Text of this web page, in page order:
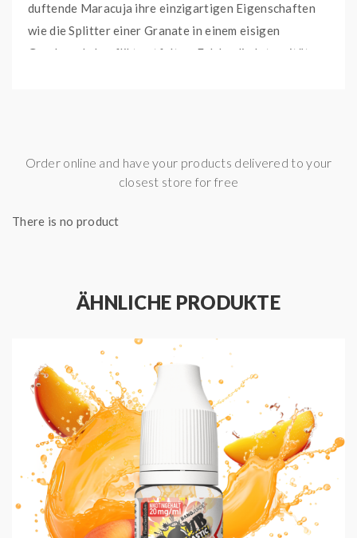
duftende Maracuja ihre einzigartigen Eigenschaften
wie die Splitter einer Granate in einem eisigen
Geschmackskonflikt entfalten. Erlebe die Intensität
Pod System verwenden.
den Verdampfer vorab zu reinigen und den
HIGHLIGHTS
Produced by Bang Juice
Hergestellt in Deutschland
Geschmack: Pfirsich, Maracuja und Frische
Enthält Nikotinsalz
Erhältlich in verschiedenen Nikotinstärken
Mischungsverhältnis: 50 VG / 50 PG
Fertigliquid direkt dampfbereit
Bang Juice
Order online and have your products delivered to your
closest store for free
There is no product
ÄHNLICHE PRODUKTE